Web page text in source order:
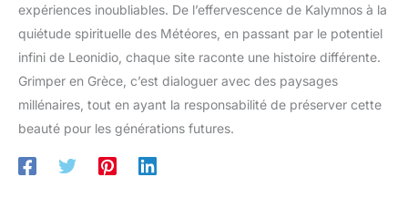
expériences inoubliables. De l’effervescence de Kalymnos à la
quiétude spirituelle des Météores, en passant par le potentiel
infini de Leonidio, chaque site raconte une histoire différente.
Grimper en Grèce, c’est dialoguer avec des paysages
millénaires, tout en ayant la responsabilité de préserver cette
beauté pour les générations futures.